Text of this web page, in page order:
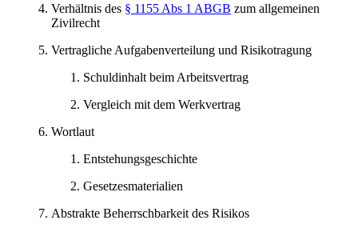
Verhältnis des § 1155 Abs 1 ABGB zum allgemeinen
Zivilrecht
Vertragliche Aufgabenverteilung und Risikotragung
Schuldinhalt beim Arbeitsvertrag
Vergleich mit dem Werkvertrag
Wortlaut
Entstehungsgeschichte
Gesetzesmaterialien
Abstrakte Beherrschbarkeit des Risikos